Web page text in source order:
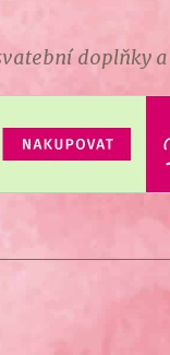
doplňky